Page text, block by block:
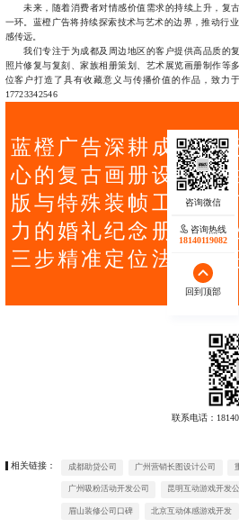
未来，随着消费者对情感价值需求的持续上升，复
一环。蓝橙广告将持续探索技术与艺术的边界，推动行
感传远。
我们专注于为成都及周边地区的客户提供高品质的
照片修复与复刻、家族相册策划、艺术展览画册制作等
位客户打造了具有收藏意义与传播价值的作品，致力
17723342546
蓝橙广告深耕成都市
心的复古画册设计，
版与特殊装帧工艺，
力的婚礼纪念册、企
三步精准定位法实现
联系电话：
相关链接： 成都助贷公司 广州营销长图设计公司
广州吸粉活动开发公司 昆明互动游戏开发
眉山装修公司口碑 北京互动体感游戏开发
咨询热线
18140119082
回到顶部